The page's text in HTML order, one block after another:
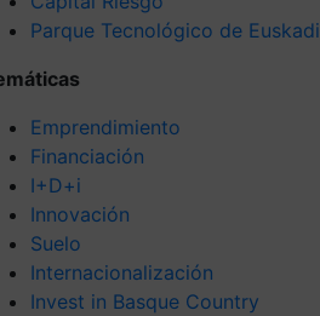
Parque Tecnológico de Euskadi
Emprendimiento
Financiación
I+D+i
Innovación
Suelo
Internacionalización
Invest in Basque Country